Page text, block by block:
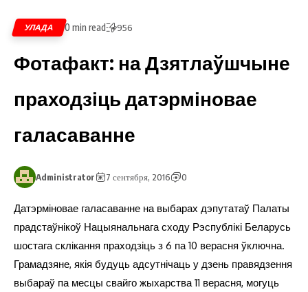
УЛАДА 0 min read 956
Фотафакт: на Дзятлаўшчыне
праходзіць датэрміновае
галасаванне
Administrator 7 сентября, 2016 0
Датэрміновае галасаванне на выбарах дэпутатаў Палаты
прадстаўнікоў Нацыянальнага сходу Рэспублікі Беларусь
шостага склікання праходзіць з 6 па 10 верасня ўключна.
Грамадзяне, якія будуць адсутнічаць у дзень правядзення
выбараў па месцы свайго жыхарства 11 верасня, могуць